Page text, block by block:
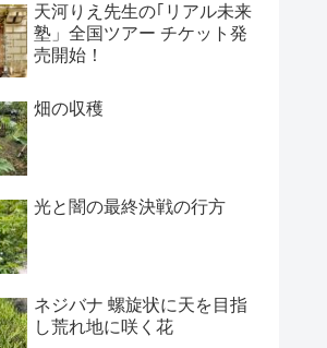
天河りえ先生の｢リアル未来
塾」全国ツアー チケット発
売開始！
畑の収穫
光と闇の最終決戦の行方
ネジバナ 螺旋状に天を目指
し荒れ地に咲く花